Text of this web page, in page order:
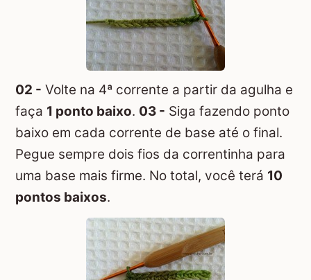
02 - Volte na 4ª corrente a partir da agulha e
faça 1 ponto baixo. 03 - Siga fazendo ponto
baixo em cada corrente de base até o final.
Pegue sempre dois fios da correntinha para
uma base mais firme. No total, você terá 10
pontos baixos.